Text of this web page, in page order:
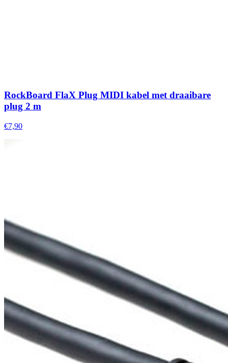
RockBoard FlaX Plug MIDI kabel met draaibare
plug 2 m
€7,90